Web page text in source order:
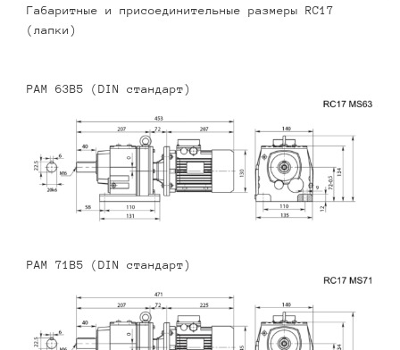
Габаритные и присоединительные размеры RC17
(лапки)
PAM 63B5 (DIN стандарт)
PAM 71B5 (DIN стандарт)